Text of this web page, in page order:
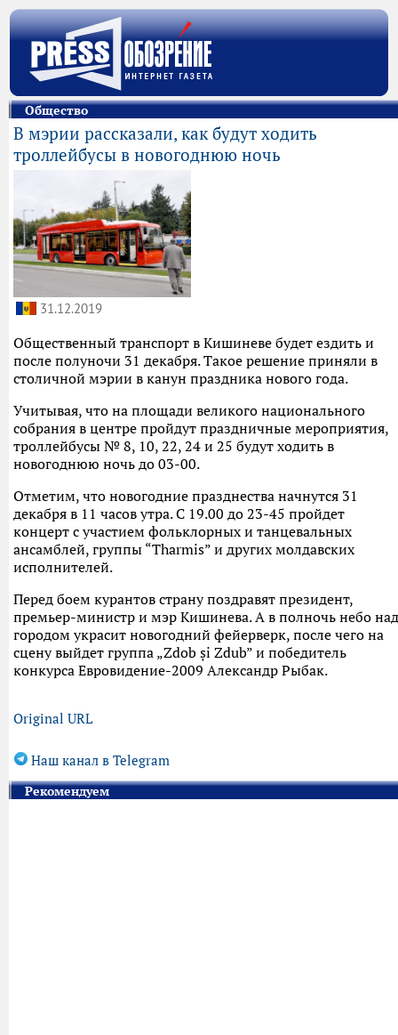
Общество
В мэрии рассказали, как будут ходить
троллейбусы в новогоднюю ночь
31.12.2019
Общественный транспорт в Кишиневе будет ездить и
после полуночи 31 декабря. Такое решение приняли в
столичной мэрии в канун праздника нового года.
Учитывая, что на площади великого национального
собрания в центре пройдут праздничные мероприятия,
троллейбусы № 8, 10, 22, 24 и 25 будут ходить в
новогоднюю ночь до 03-00.
Отметим, что новогодние празднества начнутся 31
декабря в 11 часов утра. С 19.00 до 23-45 пройдет
концерт с участием фольклорных и танцевальных
ансамблей, группы “Tharmis” и других молдавских
исполнителей.
Перед боем курантов страну поздравят президент,
премьер-министр и мэр Кишинева. А в полночь небо над
городом украсит новогодний фейерверк, после чего на
сцену выйдет группа „Zdob și Zdub” и победитель
конкурса Евровидение-2009 Александр Рыбак.
Original URL
Наш канал в Telegram
Рекомендуем